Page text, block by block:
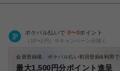
ポケパル払いで 0〜0ポイント
（1P=1円）※キャンペーン分除く
会員登録後、ポケパル払い初回登録&利用で
最大1,500円分ポイント進呈